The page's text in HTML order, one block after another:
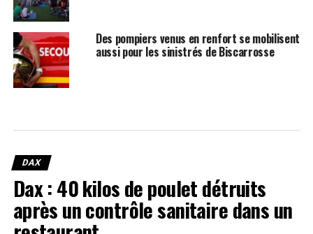
Des pompiers venus en renfort se mobilisent
aussi pour les sinistrés de Biscarrosse
DAX
Dax : 40 kilos de poulet détruits
après un contrôle sanitaire dans un